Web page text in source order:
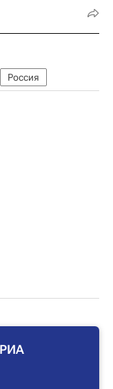
Россия